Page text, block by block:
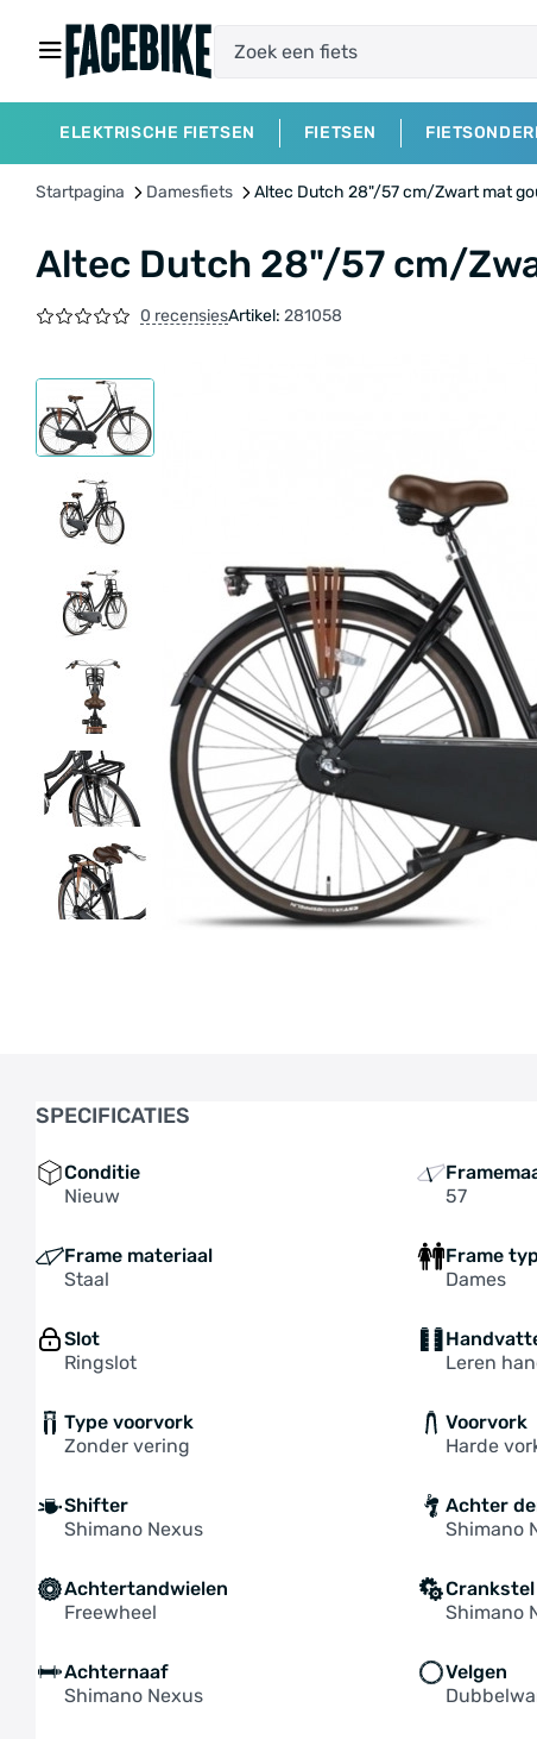
ELEKTRISCHE FIETSEN FIETSEN
Startpagina Damesfiets Altec Dutch 28"/57 cm/Zwart mat
Altec Dutch 28"/57 cm/
0 recensiesArtikel: 281058
• GRATIS
SPECIFICATIES
Conditie
Nieuw
57
Frame materiaal
Staal
Frame
Dames
Slot
Ringslot
Leren
Type voorvork
Zonder vering
Voorvork
Harde
Shifter
Shimano Nexus
Achter
Shimano
Achtertandwielen
Freewheel
Crankstel
Shimano
Achternaaf
Shimano Nexus
Velgen